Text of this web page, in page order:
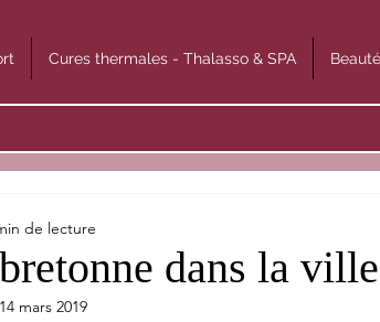
Cures thermales - Thalasso & SPA
dans la
de lecture
14 mars 2019